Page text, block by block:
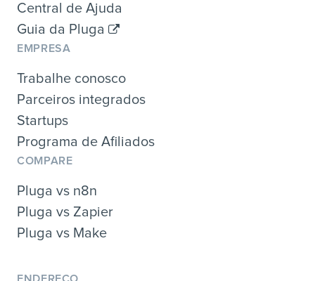
Central de Ajuda
Guia da Pluga
EMPRESA
Trabalhe conosco
Parceiros integrados
Startups
Programa de Afiliados
COMPARE
Pluga vs n8n
Pluga vs Zapier
Pluga vs Make